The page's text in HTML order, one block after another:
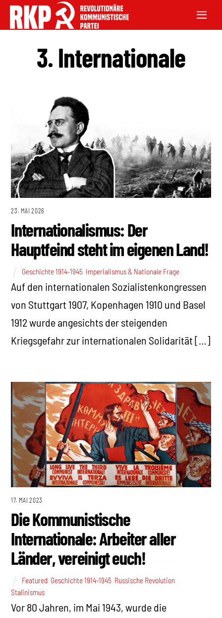
3. Internationale
23. MAI 2026
Internationalismus: Der
Hauptfeind steht im eigenen Land!
Geschichte 1914-1945 Imperialismus & Nationale Frage
Auf den internationalen Sozialistenkongressen
von Stuttgart 1907, Kopenhagen 1910 und Basel
1912 wurde angesichts der steigenden
Kriegsgefahr zur internationalen Solidarität […]
17. MAI 2023
Die Kommunistische
Internationale: Arbeiter aller
Länder, vereinigt euch!
Featured Geschichte 1914-1945 Russische Revolution
Stalinismus
Vor 80 Jahren, im Mai 1943, wurde die